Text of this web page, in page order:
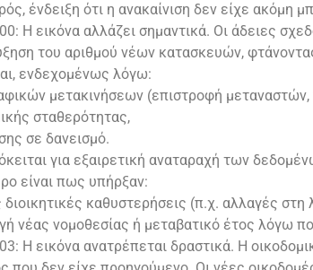
ένδειξη ότι η ανακαίνιση δεν είχε ακόμη
Η εικόνα αλλάζει σημαντικά. Οι άδειες
του αριθμού νέων κατασκευών,
ενδεχομένως λόγω:
μετακινήσεων (επιστροφή μεταναστών,
σταθερότητας,
σε δανεισμό.
για εξαιρετική αναταραχή των
είναι πως υπήρξαν:
διοικητικές καθυστερήσεις (π.χ. αλλαγές
νέας νομοθεσίας ή μεταβατικό έτος λόγω
Η εικόνα ανατρέπεται δραστικά. Η